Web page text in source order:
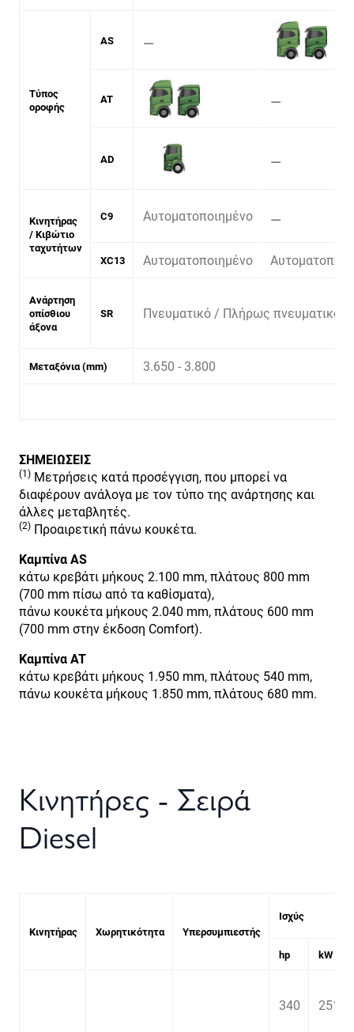
Τύπος
οροφής
AS ⚊
AT ⚊
AD ⚊
Κινητήρας
/ Κιβώτιο
ταχυτήτων
C9 Αυτοματοποιημένο ⚊
XC13 Αυτοματοποιημένο
Ανάρτηση
οπίσθιου
άξονα
SR Πνευματικό / Πλήρως πνευματικό
Μεταξόνια (mm) 3.650 - 3.800
ΣΗΜΕΙΩΣΕΙΣ
(1) Μετρήσεις κατά προσέγγιση, που μπορεί να
διαφέρουν ανάλογα με τον τύπο της ανάρτησης και
άλλες μεταβλητές.
(2) Προαιρετική πάνω κουκέτα.
Καμπίνα AS
κάτω κρεβάτι μήκους 2.100 mm, πλάτους 800 mm
(700 mm πίσω από τα καθίσματα),
πάνω κουκέτα μήκους 2.040 mm, πλάτους 600 mm
(700 mm στην έκδοση Comfort).
Καμπίνα AT
κάτω κρεβάτι μήκους 1.950 mm, πλάτους 540 mm,
πάνω κουκέτα μήκους 1.850 mm, πλάτους 680 mm.
Κινητήρες - Σειρά
Diesel
Κινητήρας Χωρητικότητα Υπερσυμπιεστής
Ισχύς
hp kW
340 251